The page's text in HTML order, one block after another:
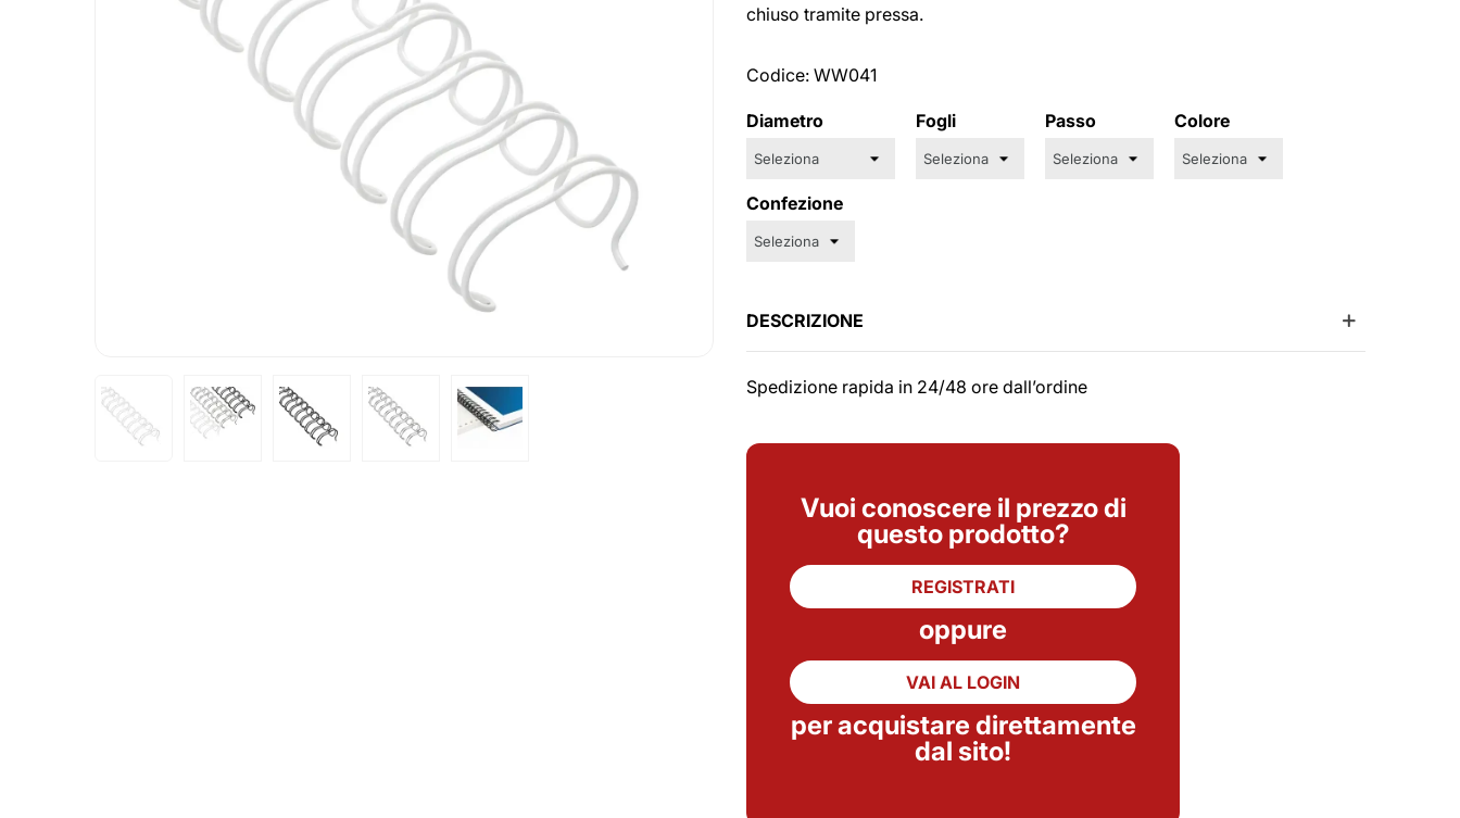
chiuso tramite pressa.
Codice: WW041
Diametro Fogli Passo Colore
Confezione
DESCRIZIONE
Spedizione rapida in 24/48 ore dall’ordine
Vuoi conoscere il prezzo di
questo prodotto?
REGISTRATI
oppure
VAI AL LOGIN
per acquistare direttamente
dal sito!